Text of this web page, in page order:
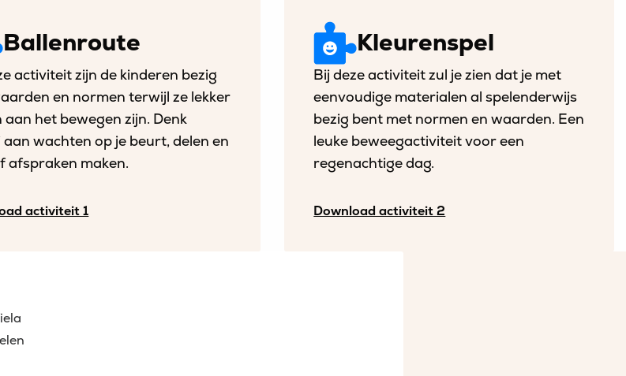
Ballenroute
activiteit zijn de kinderen bezig
en normen terwijl ze lekker
aan het bewegen zijn. Denk
aan wachten op je beurt, delen en
afspraken maken.
activiteit 1
Kleurenspel
Bij deze activiteit zul je zien dat je met
eenvoudige materialen al spelenderwijs
bezig bent met normen en waarden. Een
leuke beweegactiviteit voor een
regenachtige dag.
Download activiteit 2
Download
activiteit
2